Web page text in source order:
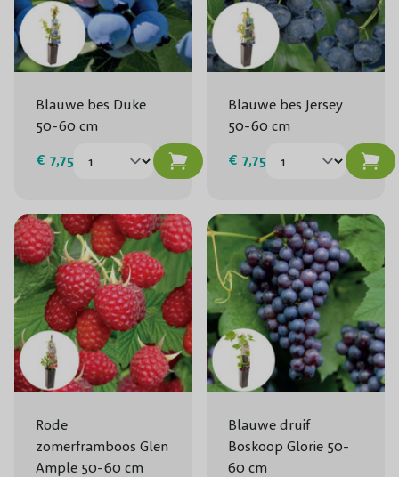
Blauwe bes Duke
50-60 cm
€ 7,75
Blauwe bes Jersey
50-60 cm
€ 7,75
Rode
zomerframboos Glen
Ample 50-60 cm
Blauwe druif
Boskoop Glorie 50-
60 cm